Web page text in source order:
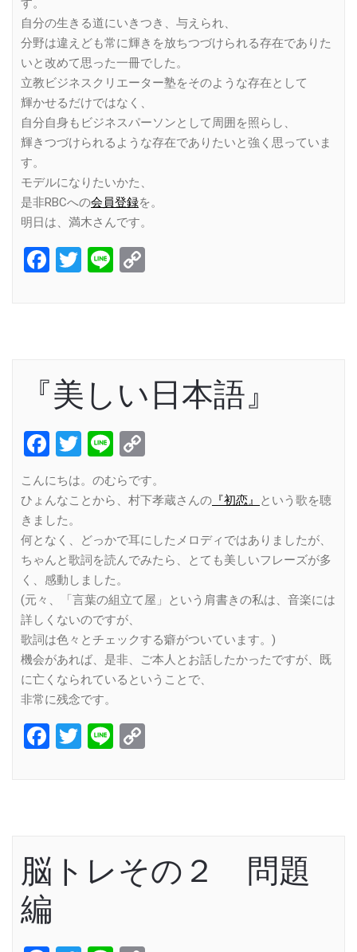
す。
自分の生きる道にいきつき、与えられ、
分野は違えども常に輝きを放ちつづけられる存在でありた
いと改めて思った一冊でした。
立教ビジネスクリエーター塾をそのような存在として
輝かせるだけではなく、
自分自身もビジネスパーソンとして周囲を照らし、
輝きつづけられるような存在でありたいと強く思っていま
す。
モデルになりたいかた、
是非RBCへの会員登録を。
明日は、満木さんです。
Facebook
Twitter
Line
『美しい日本語』
Facebook
Twitter
Line
Link
こんにちは。のむらです。
ひょんなことから、村下孝蔵さんの 『初恋』
という歌を聴
きました。
何となく、どっかで耳にしたメロディではありましたが、
ちゃんと歌詞を読んでみたら、とても美しいフレーズが多
く、感動しました。
(元々、「言葉の組立て屋」という肩書きの私は、音楽には
詳しくないのですが、
歌詞は色々とチェックする癖がついています。)
機会があれば、是非、ご本人とお話したかったですが、既
に亡くなられているということで、
非常に残念です。
Facebook
Twitter
Line
脳トレその２ 問題
編